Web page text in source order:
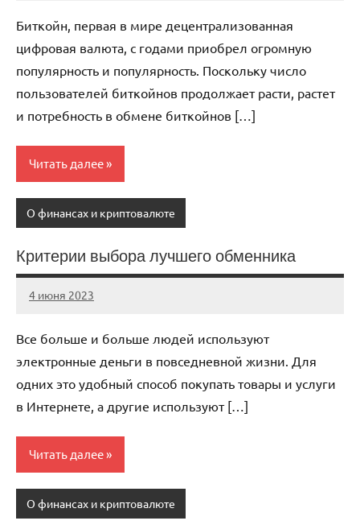
Биткойн, первая в мире децентрализованная
цифровая валюта, с годами приобрел огромную
популярность и популярность. Поскольку число
пользователей биткойнов продолжает расти, растет
и потребность в обмене биткойнов […]
Читать далее
О финансах и криптовалюте
Критерии выбора лучшего обменника
4 июня 2023
anti_shpion_
Нет
Все больше и больше людей используют
электронные деньги в повседневной жизни. Для
одних это удобный способ покупать товары и услуги
в Интернете, а другие используют […]
Читать далее
О финансах и криптовалюте